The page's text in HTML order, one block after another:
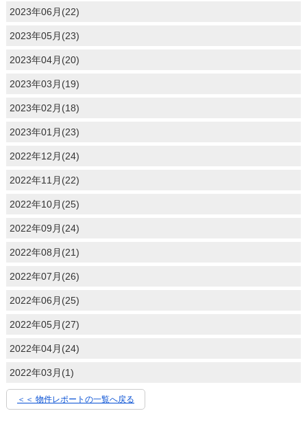
2023年06月(22)
2023年05月(23)
2023年04月(20)
2023年03月(19)
2023年02月(18)
2023年01月(23)
2022年12月(24)
2022年11月(22)
2022年10月(25)
2022年09月(24)
2022年08月(21)
2022年07月(26)
2022年06月(25)
2022年05月(27)
2022年04月(24)
2022年03月(1)
＜＜ 物件レポートの一覧へ戻る